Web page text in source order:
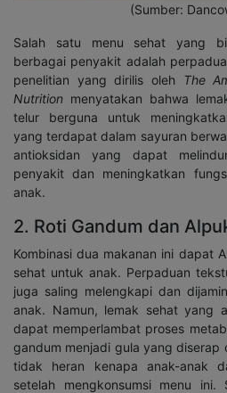
(Sumber:
Salah satu menu sehat yang
berbagai penyakit adalah
penelitian yang dirilis oleh The
Nutrition menyatakan bahwa
telur berguna untuk
yang terdapat dalam sayuran
antioksidan yang dapat
penyakit dan meningkatkan
anak.
2. Roti Gandum dan
Kombinasi dua makanan ini dapat
sehat untuk anak. Perpaduan
juga saling melengkapi dan
anak. Namun, lemak sehat yang
dapat memperlambat proses
gandum menjadi gula yang diserap
tidak heran kenapa anak-anak
setelah mengkonsumsi menu